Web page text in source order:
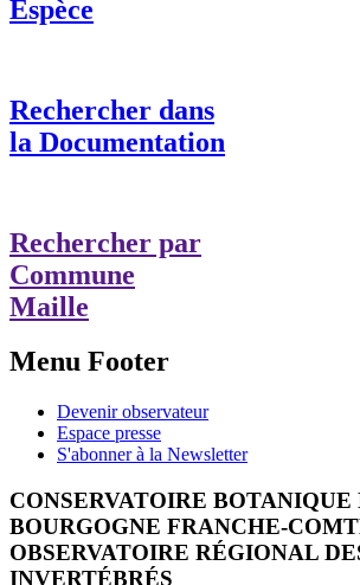
Espèce
Rechercher dans
la Documentation
Rechercher par
Commune
Maille
Menu Footer
Devenir observateur
Espace presse
S'abonner à la Newsletter
CONSERVATOIRE
BOURGOGNE FRANCHE-
OBSERVATOIRE RÉGIONAL
INVERTÉBRÉS